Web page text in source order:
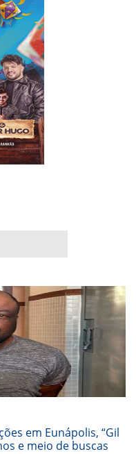
em Eunápolis, “Gil
e meio de buscas